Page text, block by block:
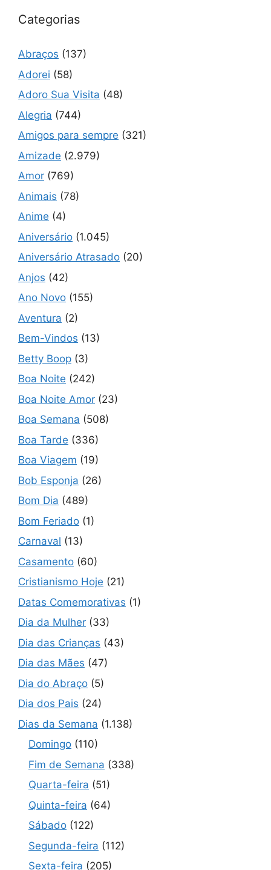
Categorias
Abraços (137)
Adorei (58)
Adoro Sua Visita (48)
Alegria (744)
Amigos para sempre (321)
Amizade (2.979)
Amor (769)
Animais (78)
Anime (4)
Aniversário (1.045)
Aniversário Atrasado (20)
Anjos (42)
Ano Novo (155)
Aventura (2)
Bem-Vindos (13)
Betty Boop (3)
Boa Noite (242)
Boa Noite Amor (23)
Boa Semana (508)
Boa Tarde (336)
Boa Viagem (19)
Bob Esponja (26)
Bom Dia (489)
Bom Feriado (1)
Carnaval (13)
Casamento (60)
Cristianismo Hoje (21)
Datas Comemorativas (1)
Dia da Mulher (33)
Dia das Crianças (43)
Dia das Mães (47)
Dia do Abraço (5)
Dia dos Pais (24)
Dias da Semana (1.138)
Domingo (110)
Fim de Semana (338)
Quarta-feira (51)
Quinta-feira (64)
Sábado (122)
Segunda-feira (112)
Sexta-feira (205)